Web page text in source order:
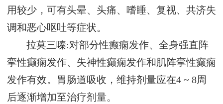
用较少，可有头晕、头痛、嗜睡、复视、共济失
调和恶心呕吐等症状。
拉莫三嗪:对部分性癫痫发作、全身强直阵
挛性癫痫发作、失神性癫痫发作和肌阵挛性癫痫
发作有效。胃肠道吸收，维持剂量应在4 ~ 8周
后逐渐增加至治疗剂量。